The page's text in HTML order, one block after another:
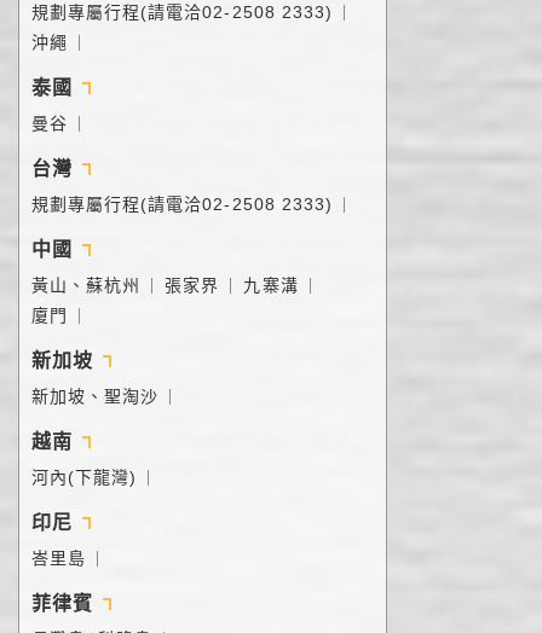
規劃專屬行程(請電洽02-2508 2333)
沖繩
泰國
曼谷
台灣
規劃專屬行程(請電洽02-2508 2333)
中國
黃山、蘇杭州 張家界 九寨溝
廈門
新加坡
新加坡、聖淘沙
越南
河內(下龍灣)
印尼
峇里島
菲律賓